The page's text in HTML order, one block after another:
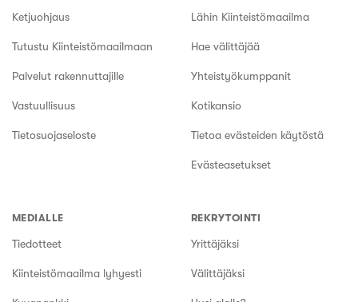
Ketjuohjaus
Tutustu Kiinteistömaailmaan
Palvelut rakennuttajille
Vastuullisuus
Tietosuojaseloste
Lähin Kiinteistömaailma
Hae välittäjää
Yhteistyökumppanit
Kotikansio
Tietoa evästeiden käytöstä
Evästeasetukset
MEDIALLE
Tiedotteet
Kiinteistömaailma lyhyesti
REKRYTOINTI
Yrittäjäksi
Välittäjäksi